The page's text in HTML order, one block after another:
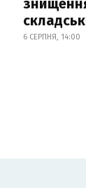
6 СЕРПНЯ, 14:00